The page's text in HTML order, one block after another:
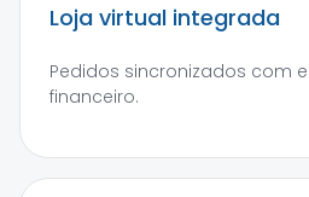
Loja virtual integrada
Pedidos sincronizados com
financeiro.